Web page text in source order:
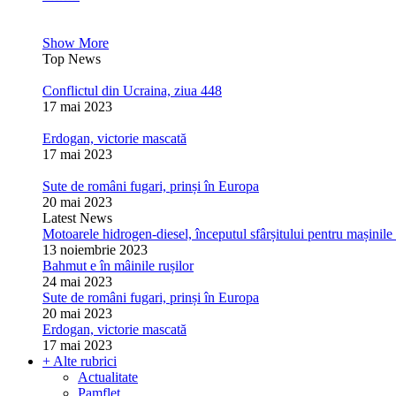
Show More
Top News
Conflictul din Ucraina, ziua 448
17 mai 2023
Erdogan, victorie mascată
17 mai 2023
Sute de români fugari, prinși în Europa
20 mai 2023
Latest News
Motoarele hidrogen-diesel, începutul sfârșitului pentru mașinile
13 noiembrie 2023
Bahmut e în mâinile rușilor
24 mai 2023
Sute de români fugari, prinși în Europa
20 mai 2023
Erdogan, victorie mascată
17 mai 2023
+ Alte rubrici
Actualitate
Pamflet